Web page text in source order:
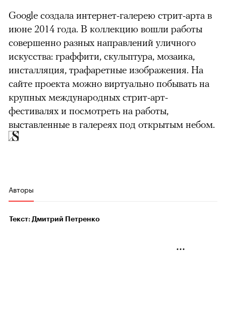
Google создала интернет-галерею стрит-арта в
июне 2014 года. В коллекцию вошли работы
совершенно разных направлений уличного
искусства: граффити, скульптура, мозаика,
инсталляция, трафаретные изображения. На
сайте проекта можно виртуально побывать на
крупных международных стрит-арт-
фестивалях и посмотреть на работы,
выставленные в галереях под открытым небом.
Авторы
Текст: Дмитрий Петренко